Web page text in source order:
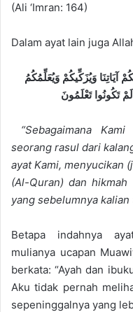
(Ali ‘Imran: 164)
Dalam ayat lain juga
آيَاتِنَا وَيُزَكِّيكُمْ وَيُعَلِّمُكُمُ
تَكُونُوا تَعْلَمُونَ
“Sebagaimana
seorang rasul dari
ayat Kami, menyucikan
(Al-Quran) dan hikmah
yang sebelumnya kalian
Betapa indahnya
mulianya ucapan
berkata: “Ayah dan
Aku tidak pernah
sepeninggalnya yang